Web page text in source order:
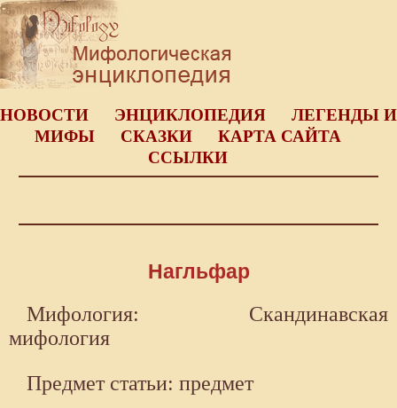
НОВОСТИ ЭНЦИКЛОПЕДИЯ
ЛЕГЕНДЫ И
МИФЫ
СКАЗКИ
КАРТА САЙТА
ССЫЛКИ
Нагльфар
Мифология: Скандинавская
мифология
Предмет статьи: предмет